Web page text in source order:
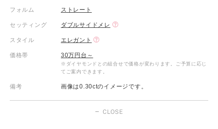
フォルム ストレート
セッティング ダブルサイドメレ
スタイル エレガント
価格帯 30万円台～
※ダイヤモンドとの組合せで価格が変わります。ご予算に応じ
てご案内できます。
備考 画像は0.30ctのイメージです。
CLOSE